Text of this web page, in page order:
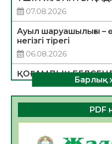
07.08.2026
Ауыл шаруашылығы –
негізгі тірегі
06.08.2026
ҚОҒАМДЫҚ
ДАМУЫНЫҢ НЕГІЗІ
06.08.2026
ҚҰРЫЛТАЙ
БАСТАР ЖАУАПТЫ
06.08.2026
Барлық
PDF